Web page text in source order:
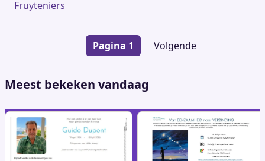
Fruyteniers
Pagina 1
Volgende
Volgende
Meest bekeken vandaag